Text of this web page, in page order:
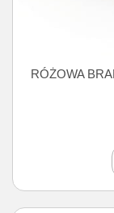
RÓŻOWA